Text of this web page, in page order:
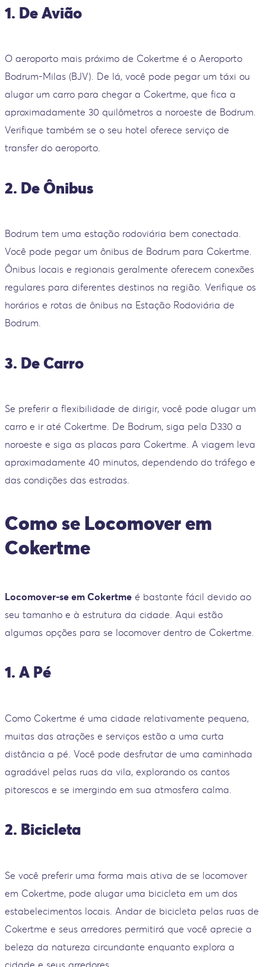
1. De Avião
O aeroporto mais próximo de Cokertme é o Aeroporto
Bodrum-Milas (BJV). De lá, você pode pegar um táxi ou
alugar um carro para chegar a Cokertme, que fica a
aproximadamente 30 quilômetros a noroeste de Bodrum.
Verifique também se o seu hotel oferece serviço de
transfer do aeroporto.
2. De Ônibus
Bodrum tem uma estação rodoviária bem conectada.
Você pode pegar um ônibus de Bodrum para Cokertme.
Ônibus locais e regionais geralmente oferecem conexões
regulares para diferentes destinos na região. Verifique os
horários e rotas de ônibus na Estação Rodoviária de
Bodrum.
3. De Carro
Se preferir a flexibilidade de dirigir, você pode alugar um
carro e ir até Cokertme. De Bodrum, siga pela D330 a
noroeste e siga as placas para Cokertme. A viagem leva
aproximadamente 40 minutos, dependendo do tráfego e
das condições das estradas.
Como se Locomover em
Cokertme
Locomover-se em Cokertme é bastante fácil devido ao
seu tamanho e à estrutura da cidade. Aqui estão
algumas opções para se locomover dentro de Cokertme.
1. A Pé
Como Cokertme é uma cidade relativamente pequena,
muitas das atrações e serviços estão a uma curta
distância a pé. Você pode desfrutar de uma caminhada
agradável pelas ruas da vila, explorando os cantos
pitorescos e se imergindo em sua atmosfera calma.
2. Bicicleta
Se você preferir uma forma mais ativa de se locomover
em Cokertme, pode alugar uma bicicleta em um dos
estabelecimentos locais. Andar de bicicleta pelas ruas de
Cokertme e seus arredores permitirá que você aprecie a
beleza da natureza circundante enquanto explora a
cidade e seus arredores.